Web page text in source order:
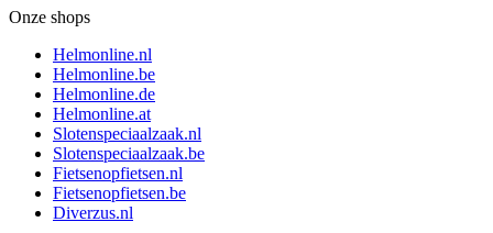
Onze shops
Helmonline.nl
Helmonline.be
Helmonline.de
Helmonline.at
Slotenspeciaalzaak.nl
Slotenspeciaalzaak.be
Fietsenopfietsen.nl
Fietsenopfietsen.be
Diverzus.nl